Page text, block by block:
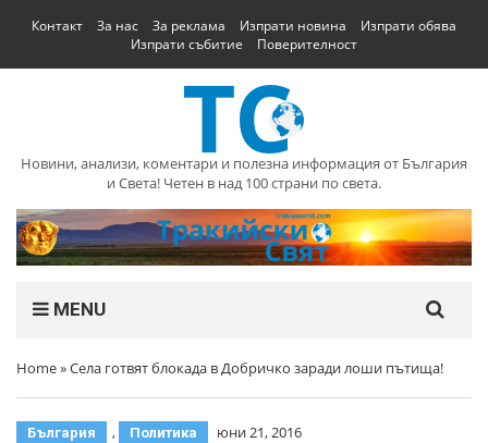
Контакт За нас За реклама Изпрати новина
Изпрати обява
Изпрати събитие
Поверителност
Новини, анализи, коментари и полезна информация от България
и Света! Четен в над 100 страни по света.
MENU
Home»Села готвят блокада в Добричко заради лоши пътища!
България , Политика юни 21, 2016